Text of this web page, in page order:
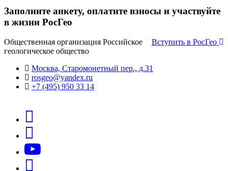
Заполните анкету, оплатите взносы и участвуйте
в жизни РосГео
Вступить в РосГео
Общественная организация Российское
геологическое общество
Москва, Старомонетный пер., д.31
rosgeo@yandex.ru
+7 (495) 950 33 14